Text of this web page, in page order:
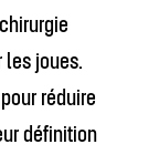
joues.
réduire
définition